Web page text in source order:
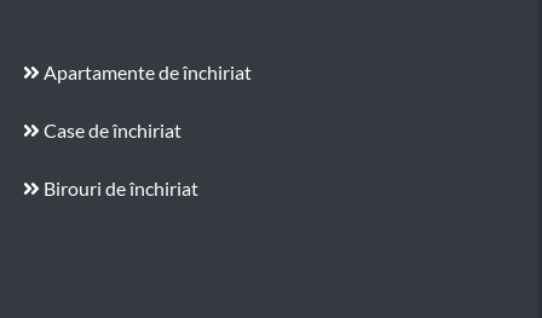
Apartamente de închiriat
Case de închiriat
Birouri de închiriat